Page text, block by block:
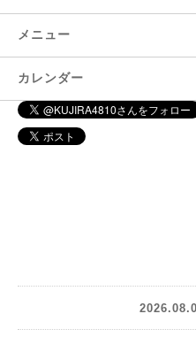
メニュー
カレンダー